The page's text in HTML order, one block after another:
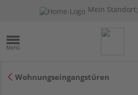
Mein Standort:
Wohnungseingangstüren